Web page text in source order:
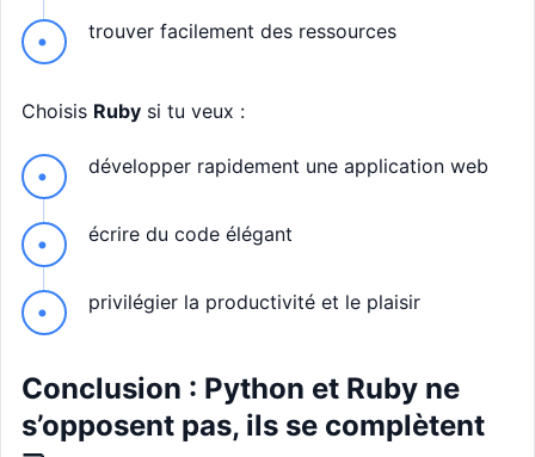
trouver facilement des ressources
Choisis Ruby si tu veux :
développer rapidement une application web
écrire du code élégant
privilégier la productivité et le plaisir
Conclusion : Python et Ruby ne
s’opposent pas, ils se complètent